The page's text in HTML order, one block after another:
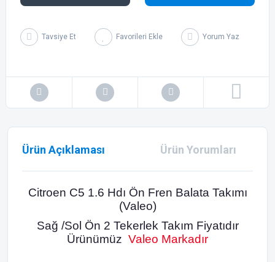
Tavsiye Et Yorum Yaz
Ürün Açıklaması Ürün Yorumları
Citroen C5 1.6 Hdı Ön Fren Balata Takımı
(Valeo)
Sağ /Sol Ön 2 Tekerlek Takım Fiyatıdır
Ürünümüz Valeo Markadır